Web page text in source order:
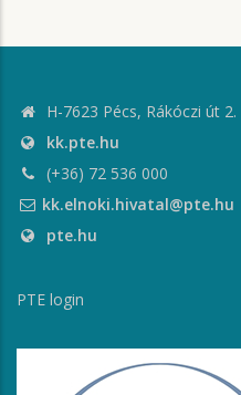
H-7623 Pécs, Rákóczi út 2.
kk.pte.hu
(+36) 72 536 000
kk.elnoki.hivatal@pte.hu
pte.hu
PTE login